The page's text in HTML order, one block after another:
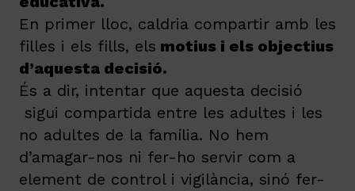
En primer lloc, caldria compartir amb les
filles i els fills, els motius i els objectius
d’aquesta decisió.
És a dir, intentar que aquesta decisió
sigui compartida entre les adultes i les
no adultes de la família. No hem
d’amagar-nos ni fer-ho servir com a
element de control i vigilància, sinó fer-